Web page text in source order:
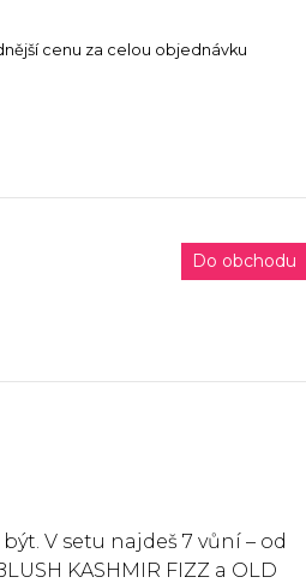
cenu za celou objednávku
Do obchodu
V setu najdeš 7 vůní – od
KASHMIR FIZZ a OLD